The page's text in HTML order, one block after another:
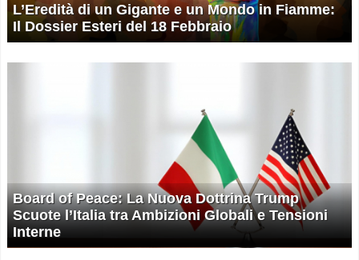
L’Eredità di un Gigante e un Mondo in Fiamme:
Il Dossier Esteri del 18 Febbraio
Board of Peace: La Nuova Dottrina Trump
Scuote l’Italia tra Ambizioni Globali e Tensioni
Interne